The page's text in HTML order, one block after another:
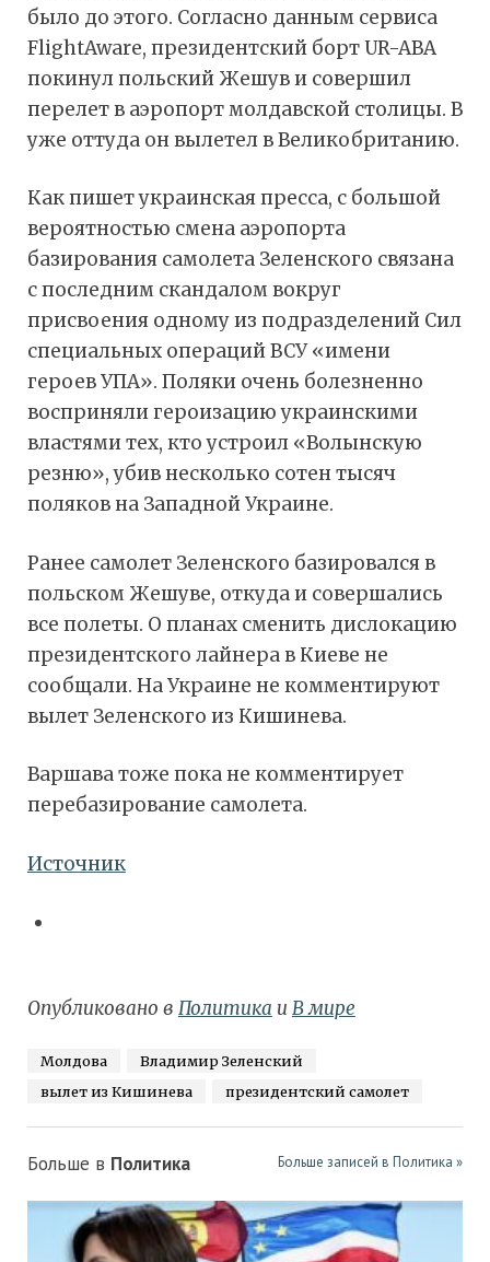
было до этого. Согласно данным сервиса
FlightAware, президентский борт UR-ABA
покинул польский Жешув и совершил
перелет в аэропорт молдавской столицы. В
уже оттуда он вылетел в Великобританию.
Как пишет украинская пресса, с большой
вероятностью смена аэропорта
базирования самолета Зеленского связана
с последним скандалом вокруг
присвоения одному из подразделений Сил
специальных операций ВСУ «имени
героев УПА». Поляки очень болезненно
восприняли героизацию украинскими
властями тех, кто устроил «Волынскую
резню», убив несколько сотен тысяч
поляков на Западной Украине.
Ранее самолет Зеленского базировался в
польском Жешуве, откуда и совершались
все полеты. О планах сменить дислокацию
президентского лайнера в Киеве не
сообщали. На Украине не комментируют
вылет Зеленского из Кишинева.
Варшава тоже пока не комментирует
перебазирование самолета.
Источник
Опубликовано в Политика и В мире
Молдова
Владимир Зеленский
вылет из Кишинева
президентский самолет
Больше в Политика Больше записей в Политика »